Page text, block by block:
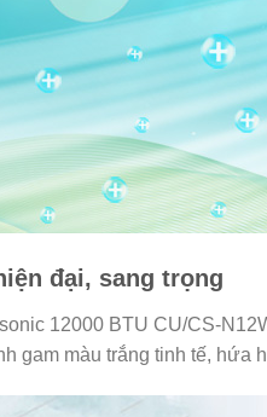
đại, sang trọng
12000 BTU CU/CS-
gam màu trắng tinh tế, hứa